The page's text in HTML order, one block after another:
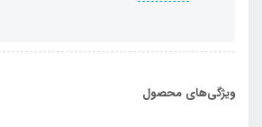
ویژگی‌های محصول